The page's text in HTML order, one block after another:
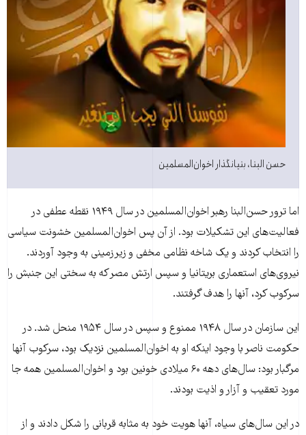
حسن البنا، بنیانگذار اخوان‌المسلمین
اما ترور حسن‌البنا رهبر اخوان‌المسلمین در سال ۱۹۴۹ نقطه عطفی در
فعالیت‌های این تشکیلات بود. از آن پس اخوان‌المسلمین خشونت سیاسی
را انتخاب کردند و یک شاخه نظامی مخفی و زیرزمینی به وجود آوردند.
نیروی‌های استعماری بریتانیا و سپس ارتش مصر که به سختی این جنبش را
سرکوب کرد، آنها را هدف گرفتند.
این سازمان در سال ۱۹۴۸ ممنوع و سپس در سال ۱۹۵۴ منحل شد. در
حکومت ناصر با وجود اینکه او به اخوان‌المسلمین نزدیک بود، سرکوب آنها
مرگبار بود: سال‌های دهه ۶۰ میلادی خونین بود و اخوان‌المسلمین همه جا
مورد تعقیب و آزار و اذیت بودند.
در این سال‌های سیاه، آنها هویت خود به مثابه قربانی را شکل دادند و از